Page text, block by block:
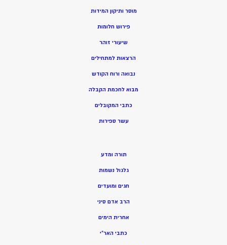
מוסר ותיקון המידות
פירוש חלומות
שיעורי זוהר
הרצאות למתחילים
נבואה ורוח הקודש
מבוא לחכמת הקבלה
כתבי המקובלים
עשר ספירות
תורה ומדע
גלגול נשמות
חגים ומועדים
הרב אדם סיני
אחרית הימים
כתבי האר”י